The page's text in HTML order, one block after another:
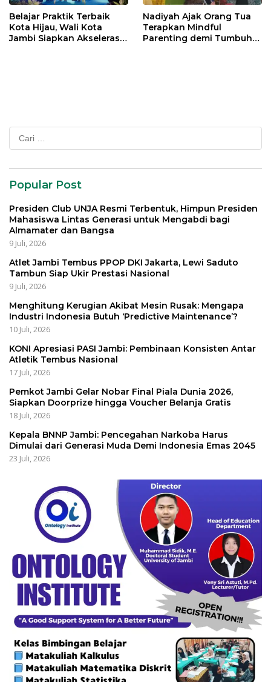
Belajar Praktik Terbaik
Kota Hijau, Wali Kota
Jambi Siapkan Akselerasi
Nadiyah Ajak Orang Tua
Terapkan Mindful
Parenting demi Tumbuh
Cari
untuk:
Popular Post
Presiden Club UNJA Resmi Terbentuk, Himpun Presiden
Mahasiswa Lintas Generasi untuk Mengabdi bagi
Almamater dan Bangsa
9 Juli, 2026
Atlet Jambi Tembus PPOP DKI Jakarta, Lewi Saduto
Tambun Siap Ukir Prestasi Nasional
9 Juli, 2026
Menghitung Kerugian Akibat Mesin Rusak: Mengapa
Industri Indonesia Butuh ‘Predictive Maintenance’?
10 Juli, 2026
KONI Apresiasi PASI Jambi: Pembinaan Konsisten Antar
Atletik Tembus Nasional
17 Juli, 2026
Pemkot Jambi Gelar Nobar Final Piala Dunia 2026,
Siapkan Doorprize hingga Voucher Belanja Gratis
18 Juli, 2026
Kepala BNNP Jambi: Pencegahan Narkoba Harus
Dimulai dari Generasi Muda Demi Indonesia Emas 2045
23 Juli, 2026